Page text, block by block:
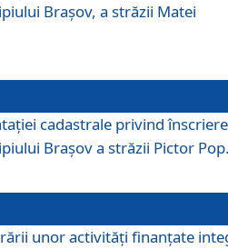
Braşov, a străzii Matei
cadastrale privind
Braşov a străzii Pictor
unor activităţi finanţate